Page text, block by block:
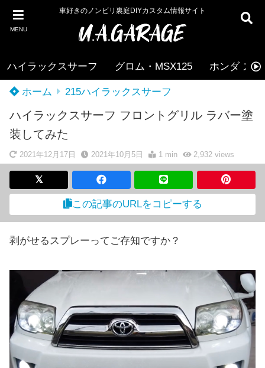
MENU
車好きのノンビリ裏庭DIYカスタム情報サイト
ハイラックスサーフ グロム・MSX125 ホンダ ズー
ホーム 215ハイラックスサーフ
ハイラックスサーフ フロントグリル ラバー塗
装してみた
2021年12月17日 2021年10月5日 1 min 2,932views
この記事のURLをコピーする
剥がせるスプレーってご存知ですか？